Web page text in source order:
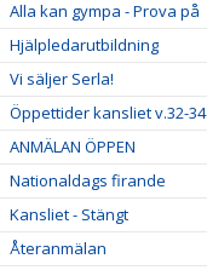
Alla kan gympa - Prova på
Hjälpledarutbildning
Vi säljer Serla!
Öppettider kansliet v.32-34
ANMÄLAN ÖPPEN
Nationaldags firande
Kansliet - Stängt
Återanmälan